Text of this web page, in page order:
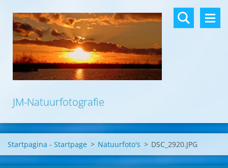
JM-Natuurfotografie
Startpagina - Startpage > Natuurfoto's > DSC_2920.JPG